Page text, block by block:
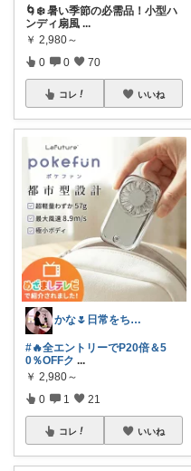
🌀❄️ 暑い季節の必需品！小型ハ
ンディ扇風 ...
￥ 2,980～
0 0 70
コレ いいね
かな🌷日常をちょっと豊かにするもの
#🔥全エントリーでP20倍＆5
0％OFFク ...
￥ 2,980～
0 1 21
コレ いいね